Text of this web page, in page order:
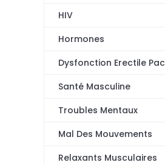
HIV
Hormones
Dysfonction Erectile
Santé Masculine
Troubles Mentaux
Mal Des Mouvements
Relaxants Musculaires